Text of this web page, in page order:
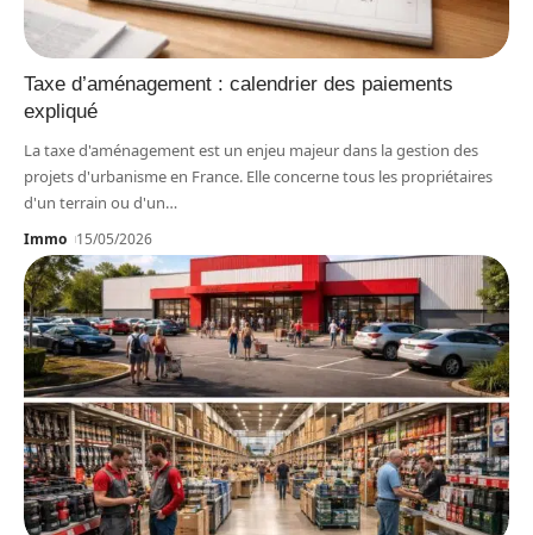
Taxe d’aménagement : calendrier des paiements
expliqué
La taxe d'aménagement est un enjeu majeur dans la gestion des
projets d'urbanisme en France. Elle concerne tous les propriétaires
d'un terrain ou d'un…
Immo 15/05/2026